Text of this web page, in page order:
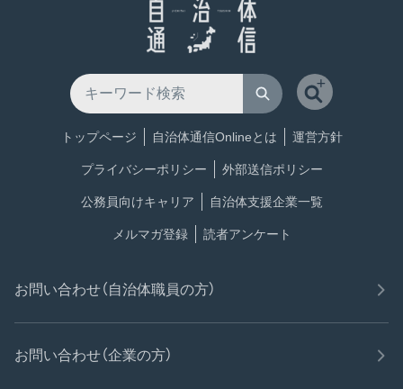
トップページ 自治体通信Onlineとは 運営方針
プライバシーポリシー 外部送信ポリシー
公務員向けキャリア 自治体支援企業一覧
メルマガ登録 読者アンケート
お問い合わせ（自治体職員の方）
お問い合わせ（企業の方）